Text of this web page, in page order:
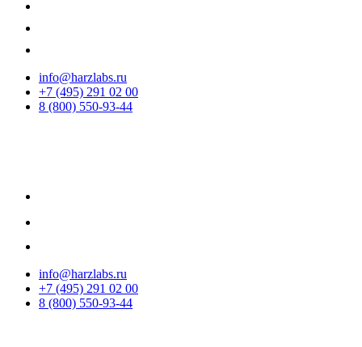
info@harzlabs.ru
+7 (495) 291 02 00
8 (800) 550-93-44
info@harzlabs.ru
+7 (495) 291 02 00
8 (800) 550-93-44